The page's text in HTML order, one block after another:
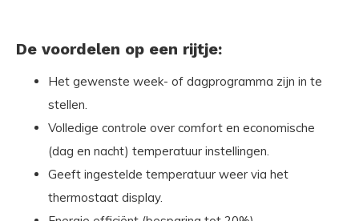
De voordelen op een rijtje:
Het gewenste week- of dagprogramma zijn in te
stellen.
Volledige controle over comfort en economische
(dag en nacht) temperatuur instellingen.
Geeft ingestelde temperatuur weer via het
thermostaat display.